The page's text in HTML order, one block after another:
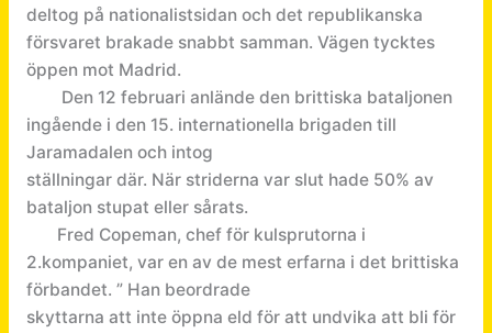
deltog på nationalistsidan och det republikanska
försvaret brakade snabbt samman. Vägen tycktes
öppen mot Madrid.
Den 12 februari anlände den brittiska bataljonen
ingående i den 15. internationella brigaden till
Jaramadalen och intog
ställningar där. När striderna var slut hade 50% av
bataljon stupat eller sårats.
Fred Copeman, chef för kulsprutorna i
2.kompaniet, var en av de mest erfarna i det brittiska
förbandet. ” Han beordrade
skyttarna att inte öppna eld för att undvika att bli för